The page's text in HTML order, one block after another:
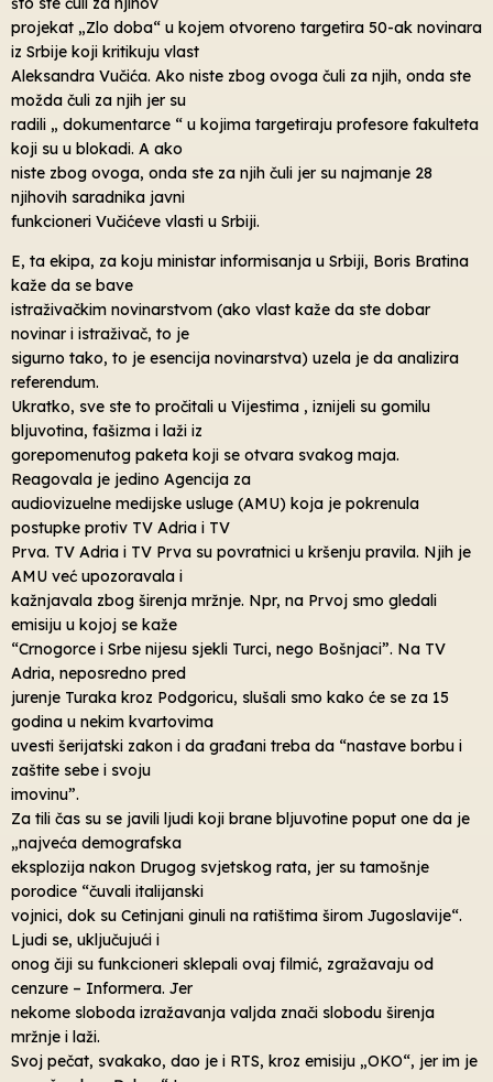
projekat „Zlo doba“ u kojem otvoreno targetira 50-ak novinara
iz Srbije koji kritikuju vlast
Aleksandra Vučića. Ako niste zbog ovoga čuli za njih, onda ste
možda čuli za njih jer su
radili „ dokumentarce “ u kojima targetiraju profesore fakulteta
koji su u blokadi. A ako
niste zbog ovoga, onda ste za njih čuli jer su najmanje 28
njihovih saradnika javni
funkcioneri Vučićeve vlasti u Srbiji.
E, ta ekipa, za koju ministar informisanja u Srbiji, Boris Bratina
kaže da se bave
istraživačkim novinarstvom (ako vlast kaže da ste dobar
novinar i istraživač, to je
sigurno tako, to je esencija novinarstva) uzela je da analizira
referendum.
Ukratko, sve ste to pročitali u Vijestima , iznijeli su gomilu
bljuvotina, fašizma i laži iz
gorepomenutog paketa koji se otvara svakog maja.
Reagovala je jedino Agencija za
audiovizuelne medijske usluge (AMU) koja je pokrenula
postupke protiv TV Adria i TV
Prva. TV Adria i TV Prva su povratnici u kršenju pravila. Njih je
AMU već upozoravala i
kažnjavala zbog širenja mržnje. Npr, na Prvoj smo gledali
emisiju u kojoj se kaže
“Crnogorce i Srbe nijesu sjekli Turci, nego Bošnjaci”. Na TV
Adria, neposredno pred
jurenje Turaka kroz Podgoricu, slušali smo kako će se za 15
godina u nekim kvartovima
uvesti šerijatski zakon i da građani treba da “nastave borbu i
zaštite sebe i svoju
imovinu”.
Za tili čas su se javili ljudi koji brane bljuvotine poput one da je
„najveća demografska
eksplozija nakon Drugog svjetskog rata, jer su tamošnje
porodice “čuvali italijanski
vojnici, dok su Cetinjani ginuli na ratištima širom Jugoslavije“.
Ljudi se, uključujući i
onog čiji su funkcioneri sklepali ovaj filmić, zgražavaju od
cenzure – Informera. Jer
nekome sloboda izražavanja valjda znači slobodu širenja
mržnje i laži.
Svoj pečat, svakako, dao je i RTS, kroz emisiju „OKO“, jer im je